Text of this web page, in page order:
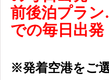
前後泊プラン
での毎日出発
※発着空港をご